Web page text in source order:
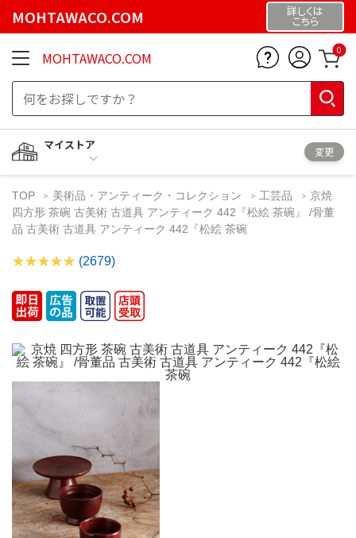
MOHTAWACO.COM 詳しくは
こちら
MOHTAWACO.COM 0
マイストア
変更
TOP 美術品・アンティーク・コレクション 工芸品
京焼
四方形 茶碗 古美術 古道具 アンティーク 442『松絵 茶碗』 /骨董
品 古美術 古道具 アンティーク 442『松絵 茶碗
(2679)